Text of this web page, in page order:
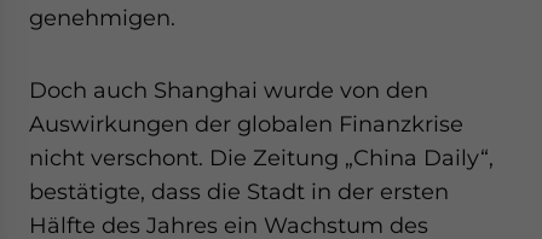
genehmigen.
Doch auch Shanghai wurde von den
Auswirkungen der globalen Finanzkrise
nicht verschont. Die Zeitung „China Daily“,
bestätigte, dass die Stadt in der ersten
Hälfte des Jahres ein Wachstum des